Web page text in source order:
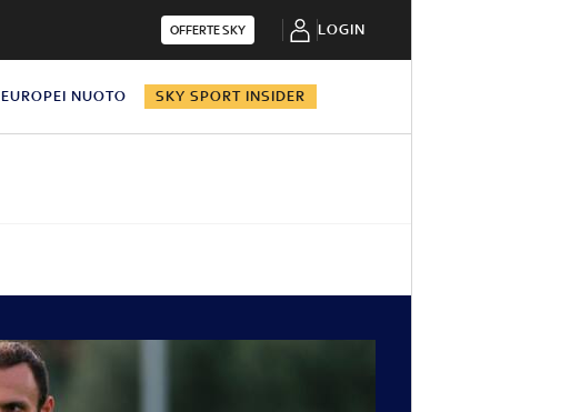
OFFERTE SKY LOGIN
EUROPEI NUOTO SKY SPORT INSIDER